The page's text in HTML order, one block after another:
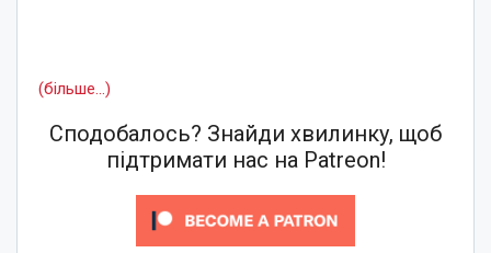
(більше…)
Сподобалось? Знайди хвилинку, щоб
підтримати нас на Patreon!